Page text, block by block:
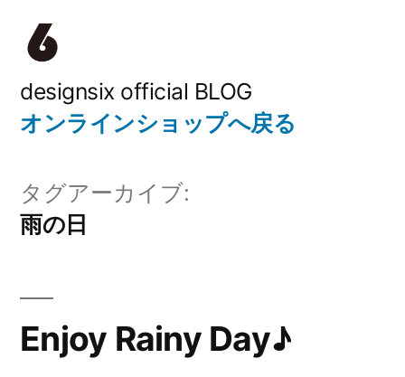
designsix official BLOG
オンラインショップへ戻る
タグアーカイブ:
雨の日
Enjoy Rainy Day♪